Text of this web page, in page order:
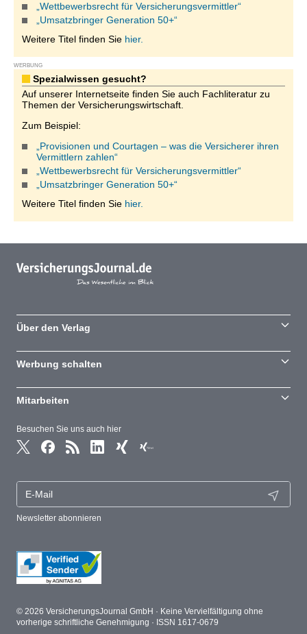
„Wettbewerbsrecht für Versicherungsvermittler“
„Umsatzbringer Generation 50+“
Weitere Titel finden Sie hier.
WERBUNG
Spezialwissen gesucht?
Auf unserer Internetseite finden Sie auch Fachliteratur zu
Themen der Versicherungswirtschaft.
Zum Beispiel:
„Provisionen und Courtagen – was die Versicherer ihren
Vermittlern zahlen“
„Wettbewerbsrecht für Versicherungsvermittler“
„Umsatzbringer Generation 50+“
Weitere Titel finden Sie hier.
Besuchen Sie uns auch hier
Newsletter abonnieren
Über den Verlag
Werbung schalten
Mitarbeiten
© 2026 VersicherungsJournal GmbH · Keine Vervielfältigung ohne
vorherige schriftliche Genehmigung · ISSN 1617-0679